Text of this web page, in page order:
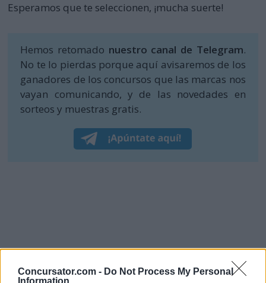
Concursator.com - Do Not Process My Personal
Information
Esperamos que te seleccionen, ¡mucha suerte!
Hemos retomado nuestro canal de Telegram.
No te lo pierdas porque aquí avisaremos de los
ganadores de los concursos que las marcas nos
vayan comunicando, y de las novedades en
sorteos y muestras gratis.